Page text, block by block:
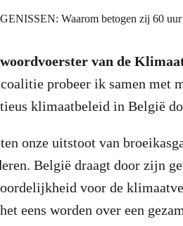
van de
probeer ik samen met
klimaatbeleid in België
onze uitstoot van
België draagt door zijn
voor de
eens worden over een